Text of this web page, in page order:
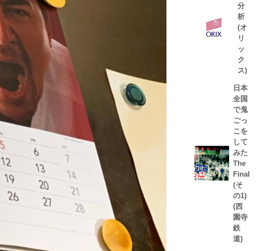
分
析
(オ
リ
ッ
ク
ス)
日本
全国
で鬼
ごっ
こを
して
みた
The
Final
(そ
の1)
(西
園寺
鉄
道)